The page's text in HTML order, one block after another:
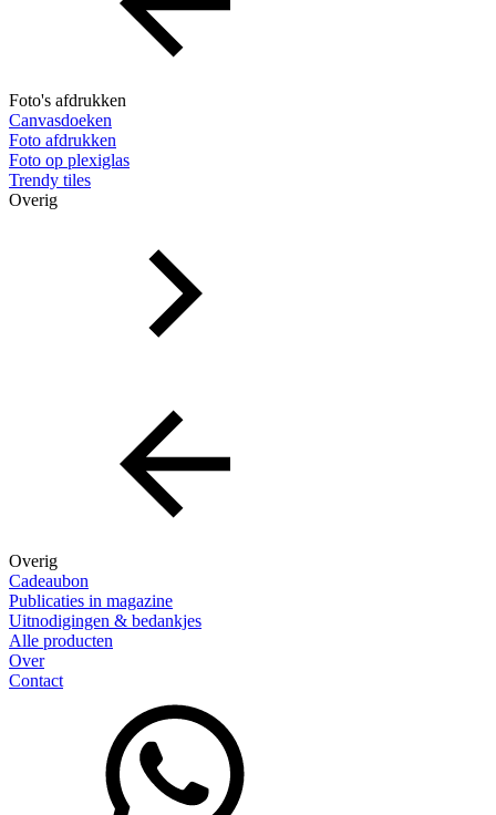
Foto's afdrukken
Canvasdoeken
Foto afdrukken
Foto op plexiglas
Trendy tiles
Overig
Overig
Cadeaubon
Publicaties in magazine
Uitnodigingen & bedankjes
Alle producten
Over
Contact